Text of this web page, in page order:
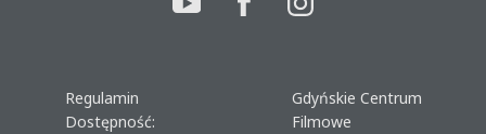
Regulamin
Dostępność:
Gdyńskie Centrum
Filmowe